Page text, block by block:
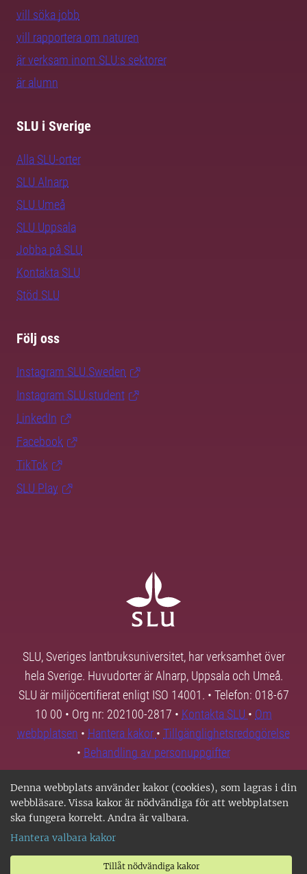
Denna webbplats använder kakor (cookies), som lagras i din
webbläsare. Vissa kakor är nödvändiga för att webbplatsen
ska fungera korrekt. Andra är valbara.
Hantera valbara kakor
Tillåt nödvändiga kakor
vill söka jobb
vill rapportera om naturen
är verksam inom SLU:s sektorer
är alumn
SLU i Sverige
Alla SLU-orter
SLU Alnarp
SLU Umeå
SLU Uppsala
Jobba på SLU
Kontakta SLU
Stöd SLU
Följ oss
Instagram SLU.Sweden
Instagram SLU.student
LinkedIn
Facebook
TikTok
SLU Play
SLU, Sveriges lantbruksuniversitet, har verksamhet över
hela Sverige. Huvudorter är Alnarp, Uppsala och Umeå.
SLU är miljöcertifierat enligt ISO 14001. • Telefon: 018-67
10 00 • Org nr: 202100-2817 • Kontakta SLU • Om
webbplatsen • Hantera kakor • Tillgänglighetsredogörelse
• Behandling av personuppgifter